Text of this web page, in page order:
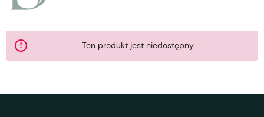
Ten produkt jest niedostępny.